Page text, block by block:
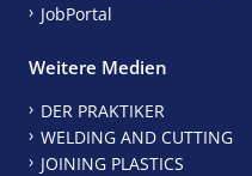
JobPortal
Weitere Medien
DER PRAKTIKER
WELDING AND CUTTING
JOINING PLASTICS